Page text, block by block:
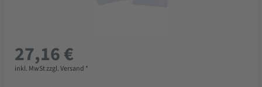
27,16 €
inkl. MwSt zzgl. Versand *